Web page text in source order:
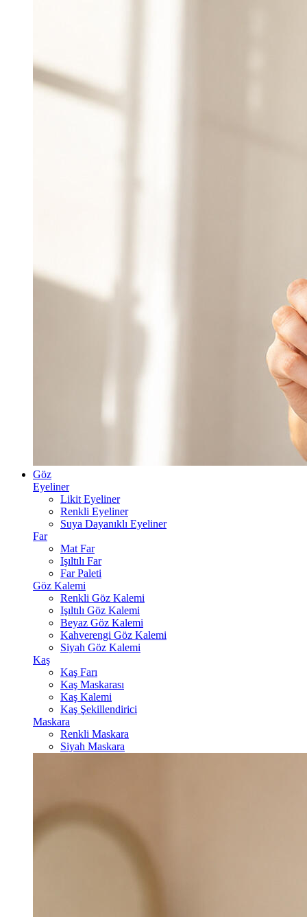
Göz
Eyeliner
Likit Eyeliner
Renkli Eyeliner
Suya Dayanıklı Eyeliner
Far
Mat Far
Işıltılı Far
Far Paleti
Göz Kalemi
Renkli Göz Kalemi
Işıltılı Göz Kalemi
Beyaz Göz Kalemi
Kahverengi Göz Kalemi
Siyah Göz Kalemi
Kaş
Kaş Farı
Kaş Maskarası
Kaş Kalemi
Kaş Şekillendirici
Maskara
Renkli Maskara
Siyah Maskara